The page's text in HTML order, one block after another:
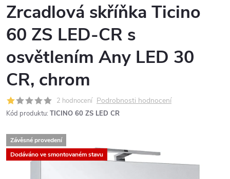
Zrcadlová skříňka Ticino
60 ZS LED-CR s
osvětlením Any LED 30
CR, chrom
2 hodnocení Podrobnosti hodnocení
Kód produktu: TICINO 60 ZS LED CR
Závěsné provedení
Dodáváno ve smontovaném stavu